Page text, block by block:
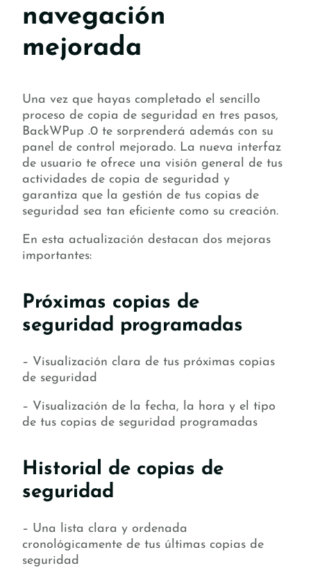
navegación
mejorada
Una vez que hayas completado el sencillo
proceso de copia de seguridad en tres pasos,
BackWPup .0 te sorprenderá además con su
panel de control mejorado. La nueva interfaz
de usuario te ofrece una visión general de tus
actividades de copia de seguridad y
garantiza que la gestión de tus copias de
seguridad sea tan eficiente como su creación.
En esta actualización destacan dos mejoras
importantes:
Próximas copias de
seguridad programadas
– Visualización clara de tus próximas copias
de seguridad
– Visualización de la fecha, la hora y el tipo
de tus copias de seguridad programadas
Historial de copias de
seguridad
– Una lista clara y ordenada
cronológicamente de tus últimas copias de
seguridad